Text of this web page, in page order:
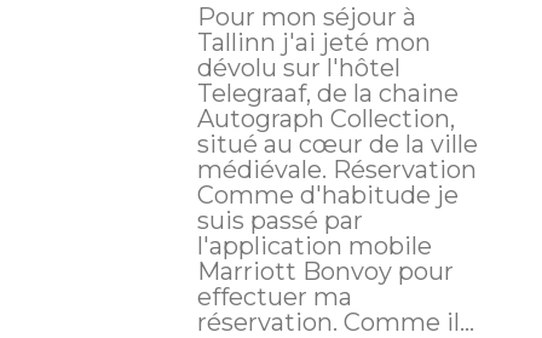
Pour mon séjour à
Tallinn j'ai jeté mon
dévolu sur l'hôtel
Telegraaf, de la chaine
Autograph Collection,
situé au cœur de la ville
médiévale. Réservation
Comme d'habitude je
suis passé par
l'application mobile
Marriott Bonvoy pour
effectuer ma
réservation. Comme il...